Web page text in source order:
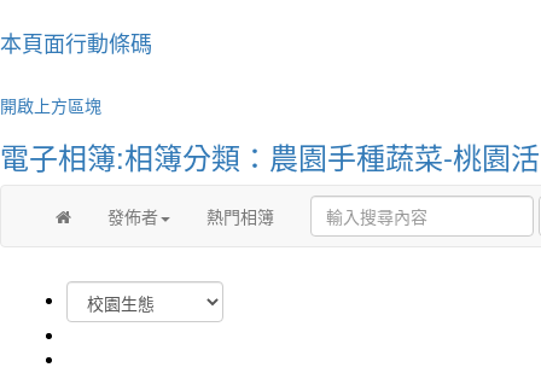
你不
始才
本頁面行動條碼
開啟上方區塊
電子相簿:相簿分類：農園手種蔬菜-桃園
發佈者 熱門相簿